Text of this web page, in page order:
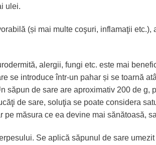
ulei.
(și mai multe coşuri, inflamaţii
alergii, fungi etc. este mai
se introduce într-un pahar și se toarnă
săpun de sare are aproximativ 200 de g,
de sare, soluţia se poate considera
măsura ce ea devine mai sănătoasă,
Se aplică săpunul de sare